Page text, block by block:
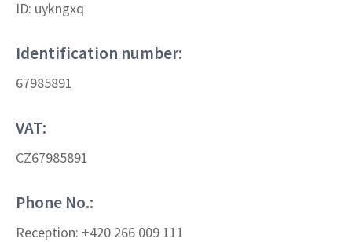
ID: uykngxq
Identification number:
67985891
VAT:
CZ67985891
Phone No.:
Reception: +420 266 009 111